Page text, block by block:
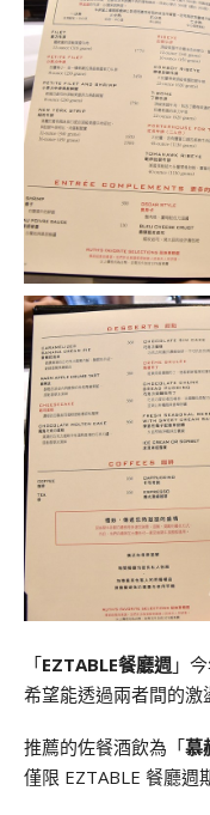
「EZTABLE餐廳週 」
希望能透過兩者間的
推薦的佐餐酒飲為「慕
僅限 EZTABLE 餐廳週